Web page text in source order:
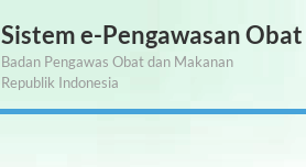
Sistem e-Pengawasan Obat
Badan Pengawas Obat dan Makanan
Republik Indonesia